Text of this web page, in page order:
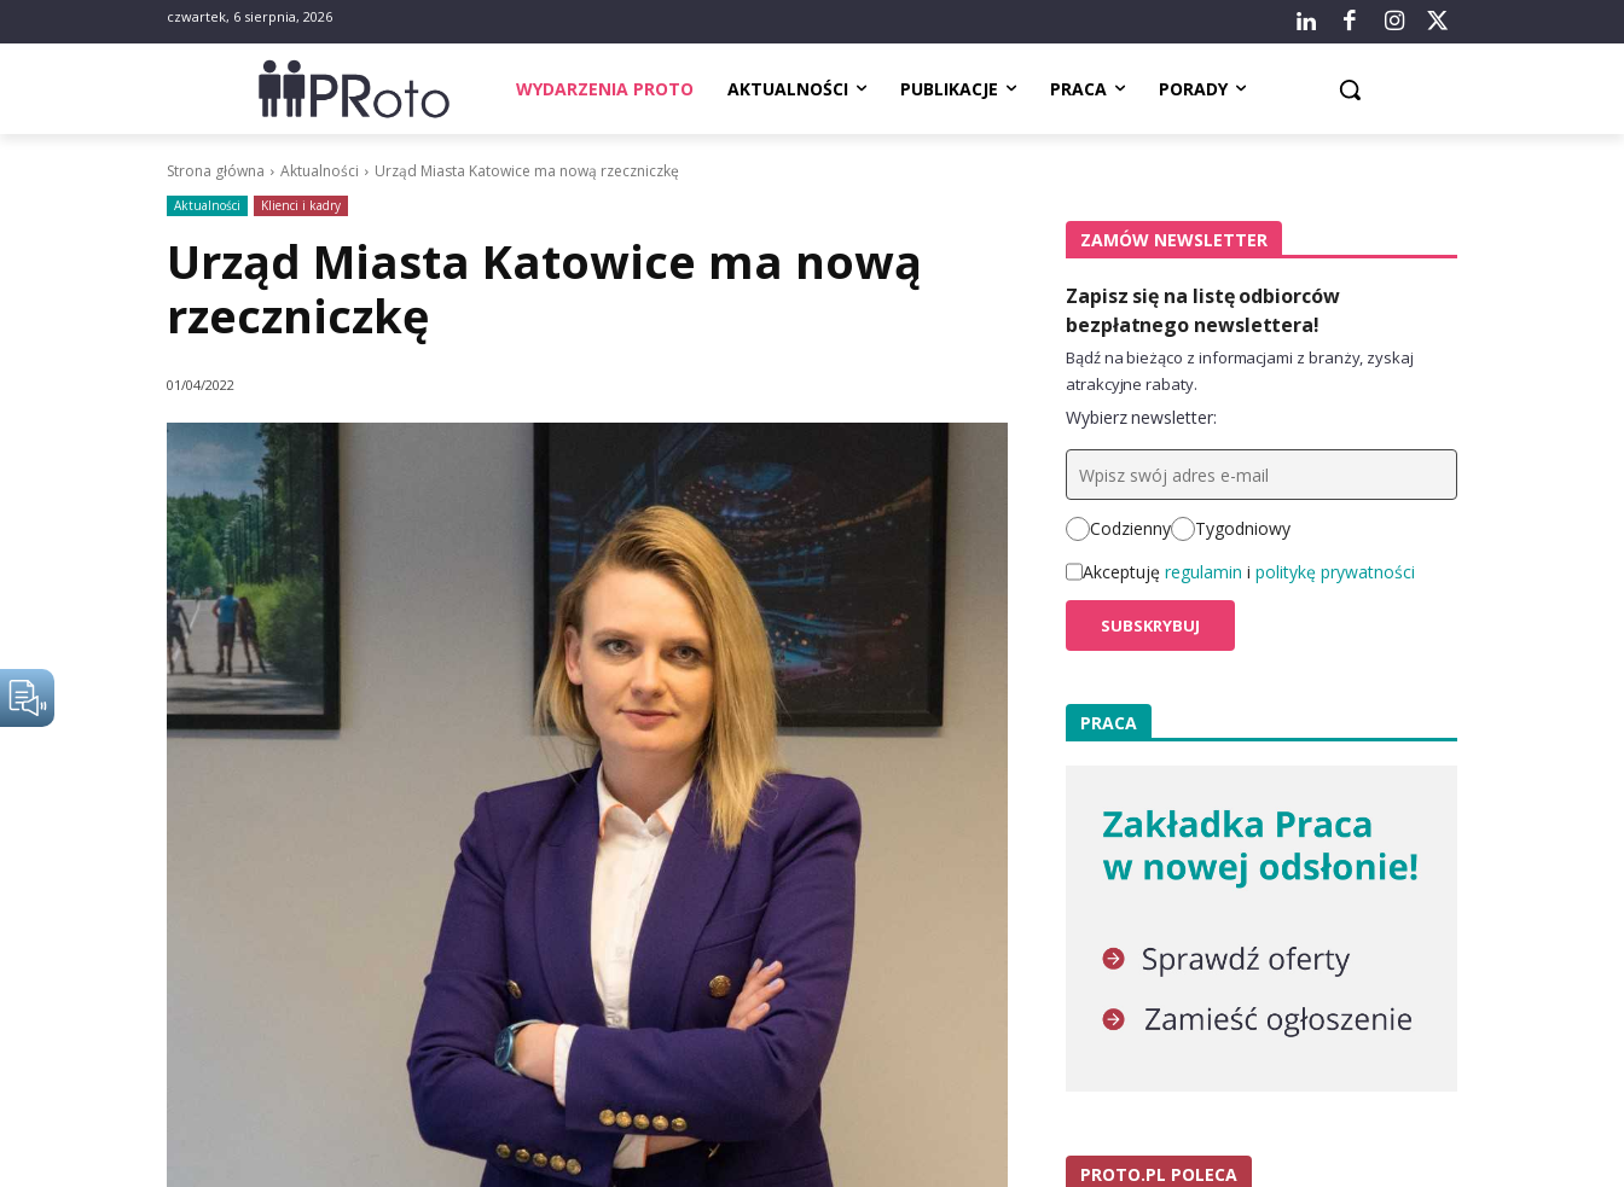
czwartek, 6 sierpnia, 2026
WYDARZENIA PROTO AKTUALNOŚCI PUBLIKACJE PRACA PORADY
Strona główna Aktualności Urząd Miasta Katowice ma nową rzeczniczkę
Aktualności Klienci i kadry
Urząd Miasta Katowice ma nową
rzeczniczkę
01/04/2022
ZAMÓW NEWSLETTER
Zapisz się na listę odbiorców
bezpłatnego newslettera!
Bądź na bieżąco z informacjami z branży, zyskaj
atrakcyjne rabaty.
Wybierz newsletter:
Codzienny
Tygodniowy
Akceptuję regulamin i politykę prywatności
PRACA
PROTO.PL POLECA